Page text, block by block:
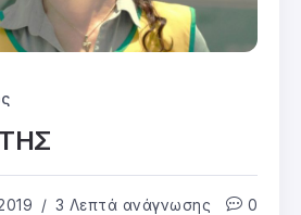
3 Λεπτά ανάγνωσης 0